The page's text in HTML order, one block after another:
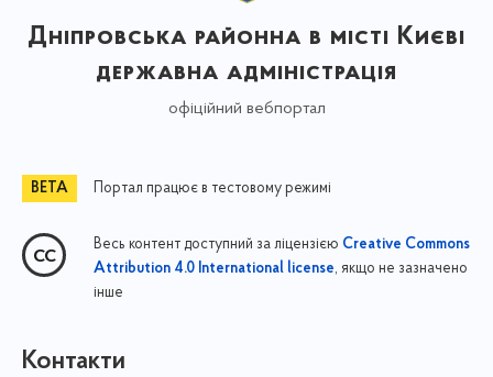
Дніпровська районна в місті Києві
державна адміністрація
офіційний вебпортал
Портал працює в тестовому режимі
Весь контент доступний за ліцензією Creative Commons
Attribution 4.0 International license, якщо не зазначено
інше
Контакти